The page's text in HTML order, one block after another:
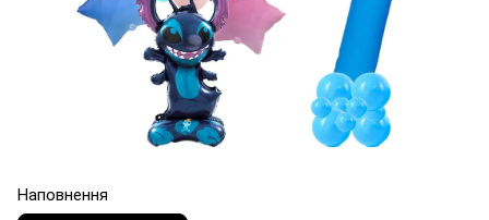
Наповнення